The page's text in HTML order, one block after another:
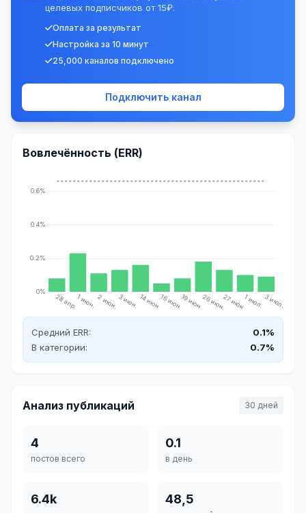
целевых подписчиков от 15₽.
Оплата за результат
Настройка за 10 минут
25,000 каналов подключено
Подключить канал
Вовлечённость (ERR)
28 апр.1 июн.2 июн.3 июн. 14 июн.16 июн.19 июн.26 июн.27 июн.1 июл. 3 июл.
0%
0.2%
0.4%
0.6%
Средний ERR:
0.1%
В категории:
0.7%
Анализ публикаций 30 дней
4
постов всего
0.1
в день
6.4k 48,5